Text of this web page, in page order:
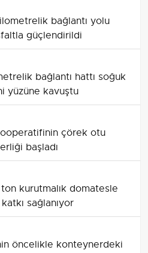
bağlantı yolu
güçlendirildi
bağlantı hattı soğuk
yüzüne kavuştu
çörek otu
başladı
kurutmalık domatesle
sağlanıyor
öncelikle konteynerdeki